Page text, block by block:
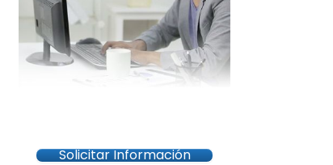
Solicitar Información